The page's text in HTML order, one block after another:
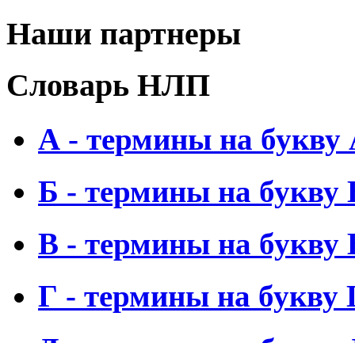
Наши партнеры
Словарь НЛП
А - термины на букву
Б - термины на букву
В - термины на букву
Г - термины на букву